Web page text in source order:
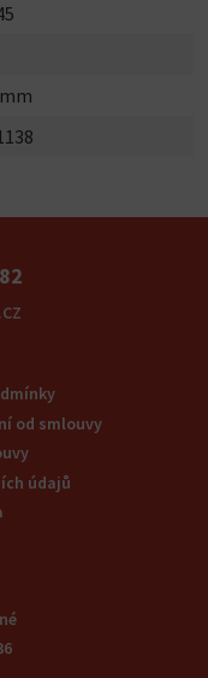
od smlouvy
údajů